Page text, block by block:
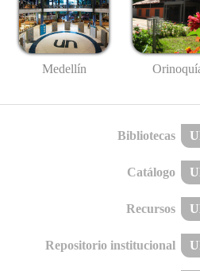
Medellín
Bibliotecas
Catálogo
Recursos
Repositorio institucional